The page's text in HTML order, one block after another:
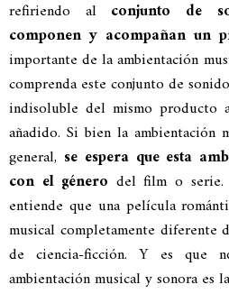
refiriendo al conjunto de
componen y acompañan un
importante de la ambientación
comprenda este conjunto de
indisoluble del mismo producto
añadido. Si bien la ambientación
general, se espera que esta
con el género del film o serie.
entiende que una película
musical completamente
de ciencia-ficción. Y es que
ambientación musical y sonora es la